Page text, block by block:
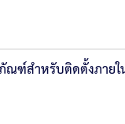
ระจำปี
องสินทรัพย์ขององ
ณฑ์สำหรับติดตั้งภา